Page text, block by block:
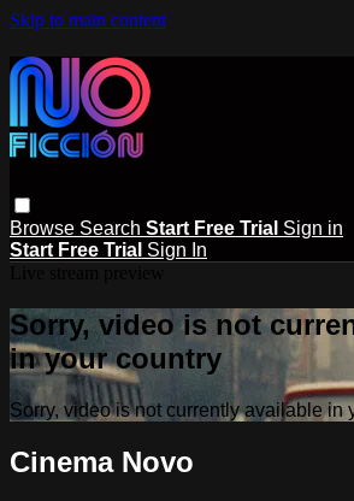
Skip to main content
Browse Search Start Free Trial Sign in
Start Free Trial Sign In
Sorry, video is not
in your country
Sorry, video is not currently available in
Cinema Novo